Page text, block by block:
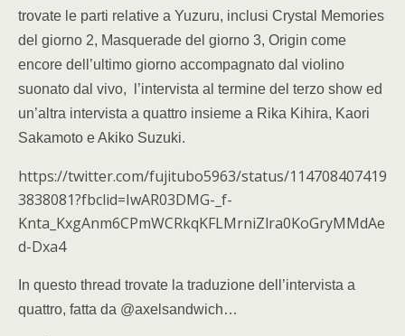
trovate le parti relative a Yuzuru, inclusi Crystal Memories
del giorno 2, Masquerade del giorno 3, Origin come
encore dell’ultimo giorno accompagnato dal violino
suonato dal vivo, l’intervista al termine del terzo show ed
un’altra intervista a quattro insieme a Rika Kihira, Kaori
Sakamoto e Akiko Suzuki.
https://twitter.com/fujitubo5963/status/114708407419
3838081?fbclid=IwAR03DMG-_f-
Knta_KxgAnm6CPmWCRkqKFLMrniZlra0KoGryMMdAe
d-Dxa4
In questo thread trovate la traduzione dell’intervista a
quattro, fatta da @axelsandwich…